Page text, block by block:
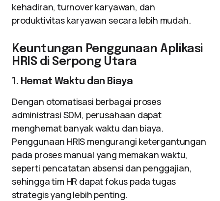
kehadiran, turnover karyawan, dan
produktivitas karyawan secara lebih mudah.
Keuntungan Penggunaan Aplikasi
HRIS di Serpong Utara
1. Hemat Waktu dan Biaya
Dengan otomatisasi berbagai proses
administrasi SDM, perusahaan dapat
menghemat banyak waktu dan biaya.
Penggunaan HRIS mengurangi ketergantungan
pada proses manual yang memakan waktu,
seperti pencatatan absensi dan penggajian,
sehingga tim HR dapat fokus pada tugas
strategis yang lebih penting.